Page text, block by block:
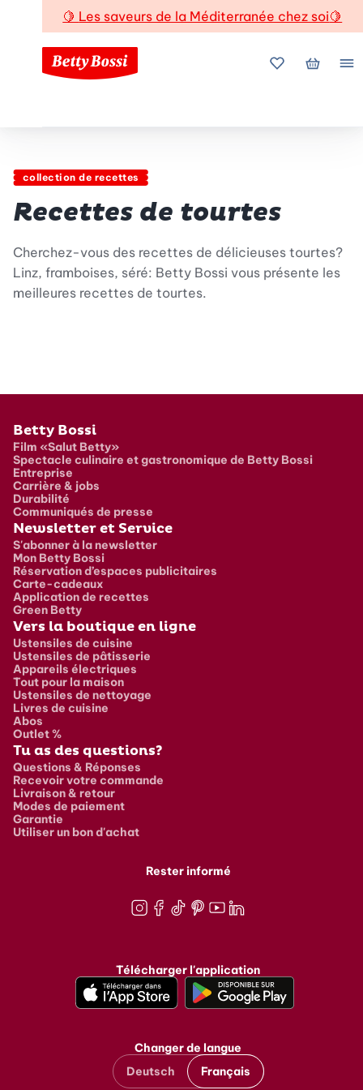
🍋 Les saveurs de la Méditerranée chez soi🍋
Mes favoris
Mon
collection de recettes
Recettes de tourtes
Cherchez-vous des recettes de délicieuses tourtes?
Linz, framboises, séré: Betty Bossi vous présente les
meilleures recettes de tourtes.
Pied de page
Betty Bossi
Film «Salut Betty»
Spectacle culinaire et gastronomique de Betty Bossi
Entreprise
Carrière & jobs
Durabilité
Communiqués de presse
Newsletter et Service
S'abonner à la newsletter
Mon Betty Bossi
Réservation d’espaces publicitaires
Carte-cadeaux
Application de recettes
Green Betty
Vers la boutique en ligne
Ustensiles de cuisine
Ustensiles de pâtisserie
Appareils électriques
Tout pour la maison
Ustensiles de nettoyage
Livres de cuisine
Abos
Outlet %
Tu as des questions?
Questions & Réponses
Recevoir votre commande
Livraison & retour
Modes de paiement
Garantie
Utiliser un bon d'achat
Rester informé
Télécharger l'application
Changer de langue
Deutsch
Français